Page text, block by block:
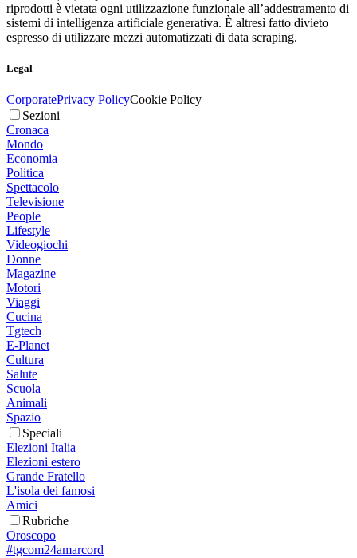
riprodotti è vietata ogni utilizzazione funzionale all’addestramento di
sistemi di intelligenza artificiale generativa. È altresì fatto divieto
espresso di utilizzare mezzi automatizzati di data scraping.
Legal
CorporatePrivacy PolicyCookie Policy
Sezioni
Cronaca
Mondo
Economia
Politica
Spettacolo
Televisione
People
Lifestyle
Videogiochi
Donne
Magazine
Motori
Viaggi
Cucina
Tgtech
E-Planet
Cultura
Salute
Scuola
Animali
Spazio
Speciali
Elezioni Italia
Elezioni estero
Grande Fratello
L'isola dei famosi
Amici
Rubriche
Oroscopo
#tgcom24amarcord